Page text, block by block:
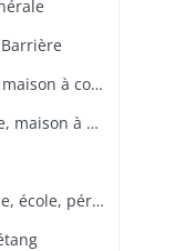
Wolfersdorf, port de plaisance, le pont-canal, maison à colombages
Soppe-le-Bas : église, mairie, dépôt d'incendie, maison à colombages
Ranspach-le-Bas : rue de Belfort, église, mairie, école, périscolaire, platanes plantés sous Napoléon